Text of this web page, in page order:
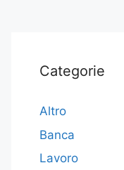
Categorie
Altro
Banca
Lavoro